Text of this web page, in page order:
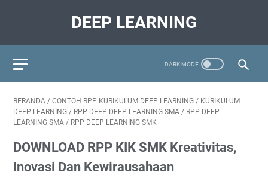
DEEP LEARNING
BERANDA / CONTOH RPP KURIKULUM DEEP LEARNING / KURIKULUM
DEEP LEARNING / RPP DEEP DEEP LEARNING SMA / RPP DEEP
LEARNING SMA / RPP DEEP LEARNING SMK
DOWNLOAD RPP KIK SMK Kreativitas,
Inovasi Dan Kewirausahaan